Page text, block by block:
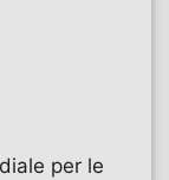
per le